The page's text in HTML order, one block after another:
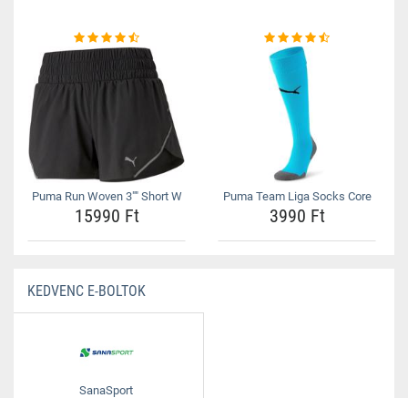
Puma Run Woven 3"" Short W
15990 Ft
Puma Team Liga Socks Core
3990 Ft
KEDVENC E-BOLTOK
SanaSport